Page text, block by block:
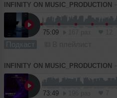
INFINITY ON MUSIC_PRODUCTION
75:09
Подкаст
INFINITY ON MUSIC_PRODUCTION
73:49